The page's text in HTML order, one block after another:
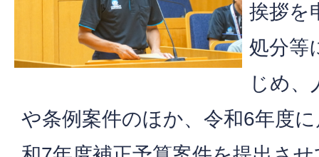
挨拶を
処分等
じめ、
や条例案件のほか、令和6年度